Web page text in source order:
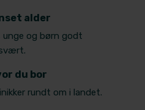
alder
og børn godt
du bor
rundt om i landet.